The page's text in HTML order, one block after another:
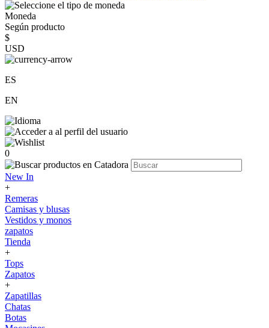
Moneda
Según producto
$
USD
ES
EN
0
New In
+
Remeras
Camisas y blusas
Vestidos y monos
zapatos
Tienda
+
Tops
Zapatos
+
Zapatillas
Chatas
Botas